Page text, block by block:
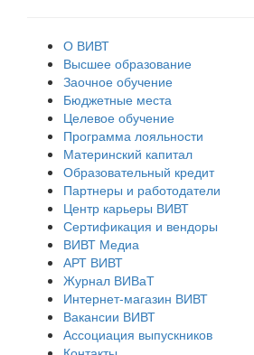
О ВИВТ
Высшее образование
Заочное обучение
Бюджетные места
Целевое обучение
Программа лояльности
Материнский капитал
Образовательный кредит
Партнеры и работодатели
Центр карьеры ВИВТ
Сертификация и вендоры
ВИВТ Медиа
АРТ ВИВТ
Журнал ВИВаТ
Интернет-магазин ВИВТ
Вакансии ВИВТ
Ассоциация выпускников